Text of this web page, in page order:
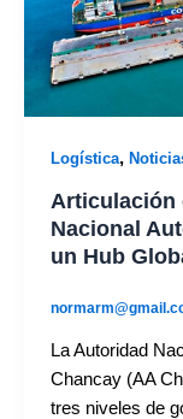
Logística,
Articulación
Nacional
un Hub
La Autoridad
Chancay (AA
tres niveles de